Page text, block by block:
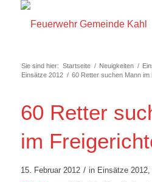
Sie sind hier: Startseite / Neuigkeiten /
Einsätze 2012 / 60 Retter suchen Mann im
60 Retter
im
15. Februar 2012 / in Einsätze 2012,